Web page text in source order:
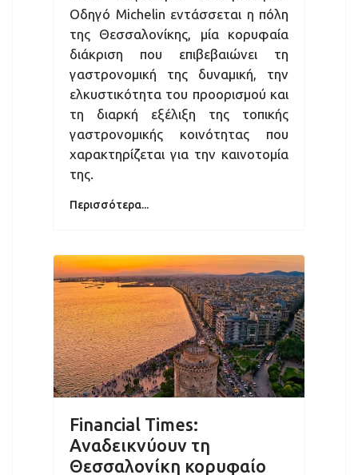
Οδηγό Michelin εντάσσεται η πόλη
της Θεσσαλονίκης, μία κορυφαία
διάκριση που επιβεβαιώνει τη
γαστρονομική της δυναμική, την
ελκυστικότητα του προορισμού και
τη διαρκή εξέλιξη της τοπικής
γαστρονομικής κοινότητας που
χαρακτηρίζεται για την καινοτομία
της.
Περισσότερα...
Financial Times:
Αναδεικνύουν τη
Θεσσαλονίκη κορυφαίο